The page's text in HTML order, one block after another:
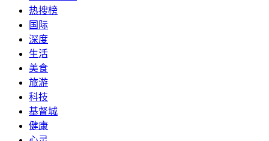
热搜榜
国际
深度
生活
美食
旅游
科技
基督城
健康